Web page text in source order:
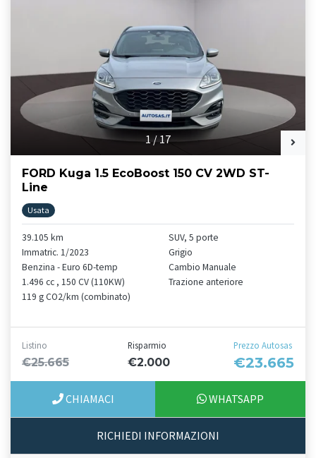
1/17
FORD Kuga 1.5 EcoBoost 150 CV 2WD ST-
Line
Usata
39.105 km
Immatric. 1/2023
Benzina - Euro 6D-temp
1.496 cc , 150 CV (110KW)
119 g CO2/km (combinato)
SUV, 5 porte
Grigio
Cambio Manuale
Trazione anteriore
Listino
€25.665
Risparmio
€2.000
Prezzo Autosas
€23.665
CHIAMACI WHATSAPP
RICHIEDI INFORMAZIONI